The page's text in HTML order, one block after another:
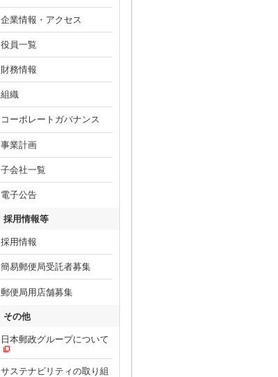
企業情報・アクセス
役員一覧
財務情報
組織
コーポレートガバナンス
事業計画
子会社一覧
電子公告
採用情報等
採用情報
簡易郵便局受託者募集
郵便局用店舗募集
その他
日本郵政グループについて
サステナビリティの取り組